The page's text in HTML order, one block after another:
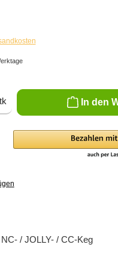
Wert ein oder benutze
In den
/ JOLLY- / CC-Keg